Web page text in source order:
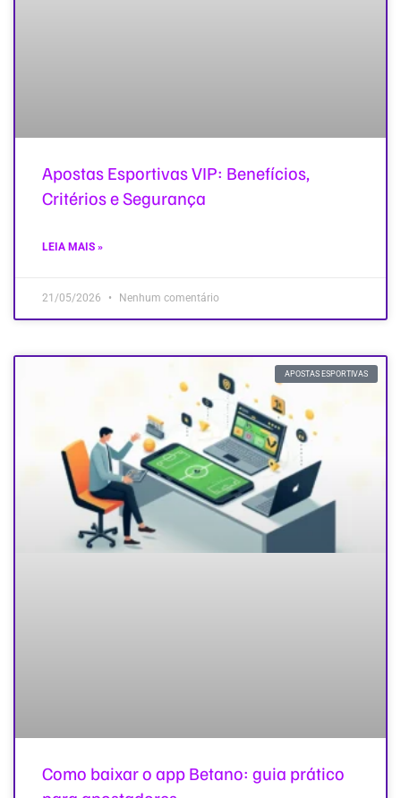
Apostas Esportivas VIP: Benefícios,
Critérios e Segurança
LEIA MAIS »
21/05/2026 Nenhum comentário
APOSTAS ESPORTIVAS
Como baixar o app Betano: guia prático